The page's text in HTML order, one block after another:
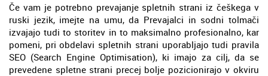
Če vam je potrebno prevajanje spletnih strani iz češkega v
ruski jezik, imejte na umu, da Prevajalci in sodni tolmači
izvajajo tudi to storitev in to maksimalno profesionalno, kar
pomeni, pri obdelavi spletnih strani uporabljajo tudi pravila
SEO (Search Engine Optimisation), ki imajo za cilj, da se
prevedene spletne strani precej bolje pozicionirajo v okviru